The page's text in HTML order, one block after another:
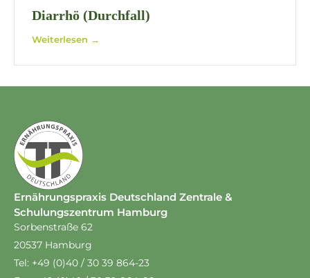
Diarrhö (Durchfall)
Weiterlesen →
Ernährungspraxis Deutschland Zentrale &
Schulungszentrum Hamburg
Sorbenstraße 62
20537 Hamburg
Tel: +49 (0)40 / 30 39 864-23